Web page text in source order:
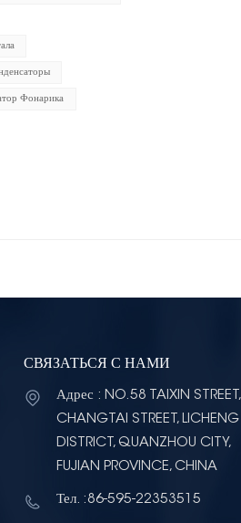
Фонарика
СВЯЗАТЬСЯ С НАМИ
Адрес : NO.58 TAIXIN STREET,
CHANGTAI STREET, LICHENG
DISTRICT, QUANZHOU CITY,
FUJIAN PROVINCE, CHINA
Тел. :86-595-22353515